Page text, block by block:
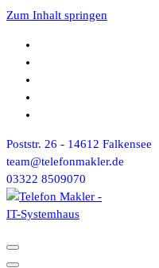
Zum Inhalt springen
Poststr. 26 - 14612 Falkensee
team@telefonmakler.de
03322 8509070